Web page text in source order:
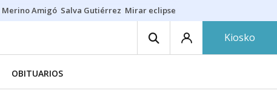
Merino Amigó Salva Gutiérrez Mirar eclipse
Kiosko
OBITUARIOS